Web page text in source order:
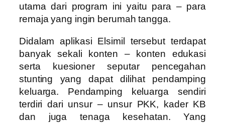
utama dari program ini yaitu para – para
remaja yang ingin berumah tangga.
Didalam aplikasi Elsimil tersebut terdapat
banyak sekali konten – konten edukasi
serta kuesioner seputar pencegahan
stunting yang dapat dilihat pendamping
keluarga. Pendamping keluarga sendiri
terdiri dari unsur – unsur PKK, kader KB
dan juga tenaga kesehatan. Yang